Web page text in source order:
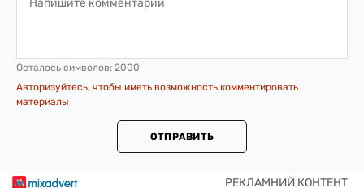
Осталось символов: 2000
Авторизуйтесь, чтобы иметь возможность комментировать
материалы
ОТПРАВИТЬ